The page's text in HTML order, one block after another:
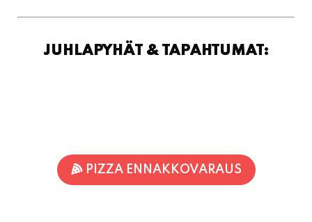
JUHLAPYHÄT & TAPAHTUMAT:
PIZZA ENNAKKOVARAUS